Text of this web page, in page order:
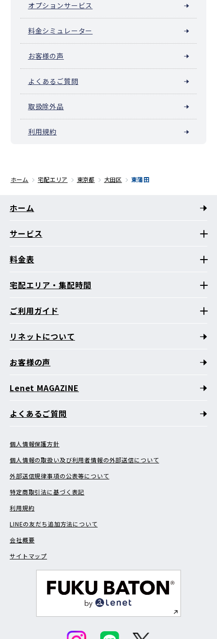
オプションサービス
料金シミュレーター
お客様の声
よくあるご質問
取扱除外品
利用規約
ホーム 宅配エリア 東京都 大田区 東蒲田
ホーム
サービス
料金表
宅配エリア・集配時間
ご利用ガイド
リネットについて
お客様の声
Lenet MAGAZINE
よくあるご質問
個人情報保護方針
個人情報の取扱い及び利用者情報の外部送信について
外部送信規律事項の公表等について
特定商取引法に基づく表記
利用規約
LINEの友だち追加方法について
会社概要
サイトマップ